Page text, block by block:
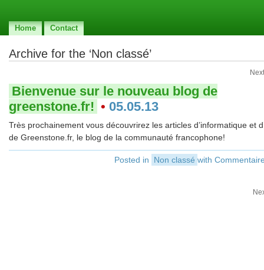
Home Contact
Archive for the ‘Non classé’
Bienvenue sur le nouveau blog de
greenstone.fr! • 05.05.13
Très prochainement vous découvrirez les articles d’informatique et
de Greenstone.fr, le blog de la communauté francophone!
Posted in Non classé with